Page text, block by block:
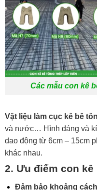
Các mẫu con kê
Vật liệu làm cục kê bê
và nước… Hình dáng và
dao động từ 6cm – 15cm
khác nhau.
2. Ưu điểm con kê
Đảm bảo khoảng